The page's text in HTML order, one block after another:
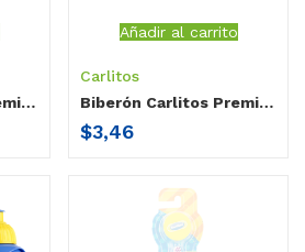
Biberón Carlitos Premium Granja de Zenón recién nacido cuello estándar / sin agarradera / 3 oz
Añadir al carrito
Carlitos
Biberón Carlitos Premium Granja de Zenón doble tetina cuello estándar / doble agarradera / 5 oz
$3,46